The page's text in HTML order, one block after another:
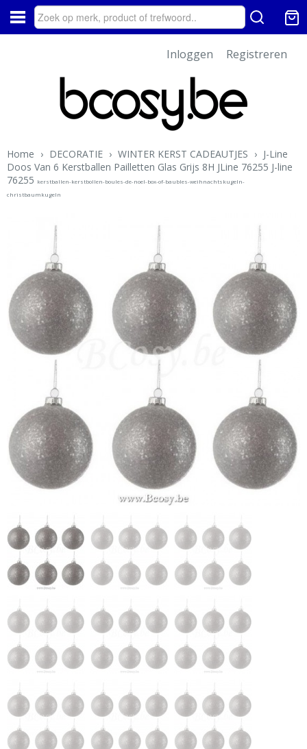
Inloggen Registreren
Home › DECORATIE › WINTER KERST CADEAUTJES › J-Line
Doos Van 6 Kerstballen Pailletten Glas Grijs 8H JLine 76255 J-line
76255 kerstballen-kerstbollen-boules-de-noel-box-of-baubles-weihnachtskugeln-
christbaumkugeln